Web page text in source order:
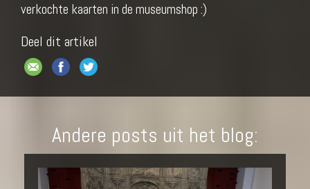
verkochte kaarten in de museumshop :)
Deel dit artikel
Andere posts uit het blog: